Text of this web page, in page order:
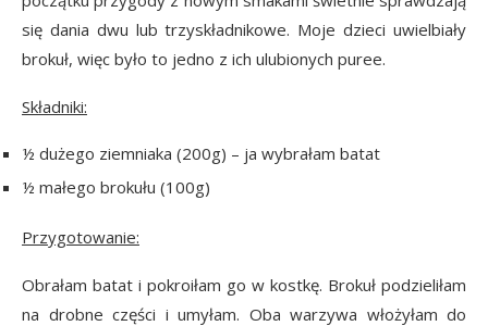
się dania dwu lub trzyskładnikowe. Moje dzieci uwielbiały
brokuł, więc było to jedno z ich ulubionych puree.
Składniki:
½ dużego ziemniaka (200g) – ja wybrałam batat
½ małego brokułu (100g)
Przygotowanie:
Obrałam batat i pokroiłam go w kostkę. Brokuł podzieliłam
na drobne części i umyłam. Oba warzywa włożyłam do